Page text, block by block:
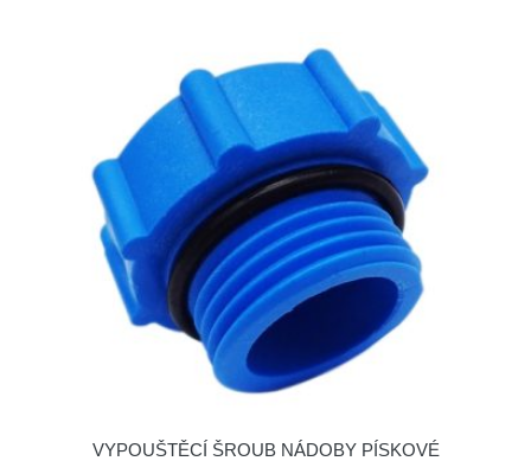
VYPOUŠTĚCÍ ŠROUB NÁDOBY PÍSKOVÉ